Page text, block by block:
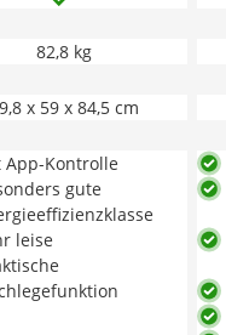
82,8 kg
x 59 x 84,5 cm
App-Kontrolle
gute
leise